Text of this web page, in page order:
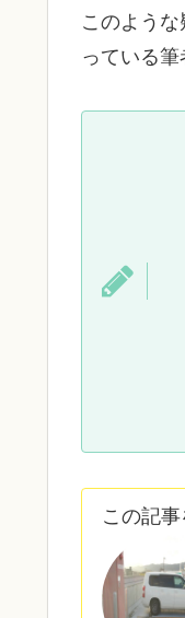
このよう
っている筆
この記